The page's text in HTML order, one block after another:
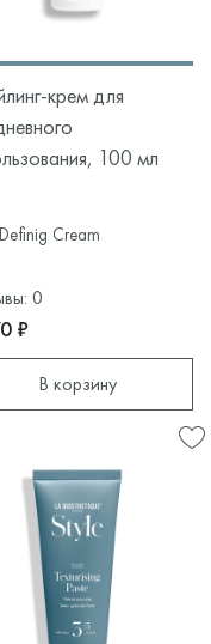
крем для
100 мл
Cream
0
₽
В корзину